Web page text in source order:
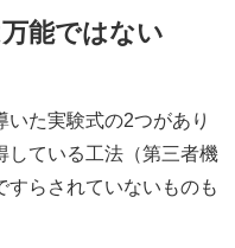
能ではない
た実験式の2つがあり
している工法（第三者機
らされていないものも